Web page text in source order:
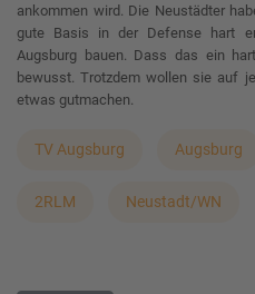
ankommen wird. Die Neustädter
gute Basis in der Defense hart
Augsburg bauen. Dass das ein
bewusst. Trotzdem wollen sie auf
etwas gutmachen.
TV Augsburg Augsburg
2RLM Neustadt/WN